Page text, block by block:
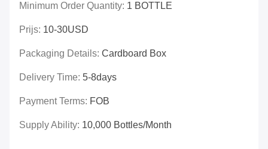
Minimum Order Quantity: 1 BOTTLE
Prijs: 10-30USD
Packaging Details: Cardboard Box
Delivery Time: 5-8days
Payment Terms: FOB
Supply Ability: 10,000 Bottles/month